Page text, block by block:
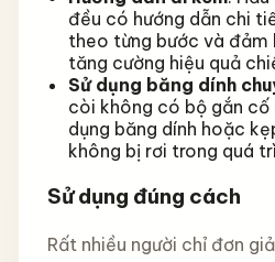
đều có hướng dẫn chi
theo từng bước và
tăng cường hiệu quả
Sử dụng băng dính
còi không có bộ gắn cố
dụng băng dính hoặc
không bị rơi trong quá
Sử dụng đúng cách
Rất nhiều người chỉ đơn